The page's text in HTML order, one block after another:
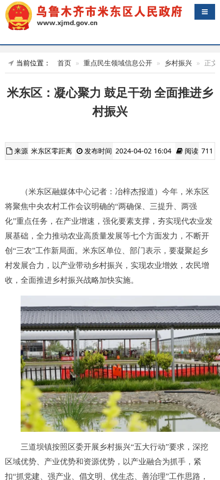
导航
当前位置： 首页 重点民生领域信息公开 乡村振兴 正文
米东区：凝心聚力 鼓足干劲 全面推进乡
村振兴
来源 米东区零距离 发布时间 2024-04-02 16:04 阅读 711
（米东区融媒体中心记者：冶梓杰报道）今年，米东区
将聚焦中央农村工作会议明确的“两确保、三提升、两强
化”重点任务，在产业增速，强化要素支撑，夯实现代农业发
展基础，全力推动农业高质量发展等七个方面发力，不断开
创“三农”工作新局面。米东区单位、部门表示，要凝聚起乡
村发展合力，以产业带动乡村振兴，实现农业增效，农民增
收，全面推进乡村振兴战略加快实施。
三道坝镇按照区委开展乡村振兴“五大行动”要求，深挖
区域优势、产业优势和资源优势，以产业融合为抓手，紧
扣“抓党建、强产业、倡文明、优生态、善治理”工作思路，